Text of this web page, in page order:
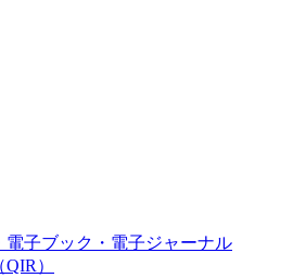
電子ブック・電子ジャーナル
）